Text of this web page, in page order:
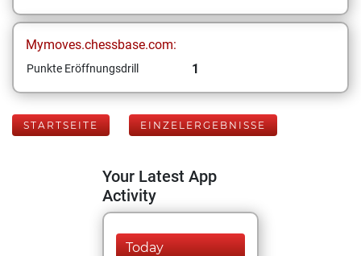
Mymoves.chessbase.com:
Punkte Eröffnungsdrill 1
STARTSEITE EINZELERGEBNISSE
Your Latest App
Activity
Today